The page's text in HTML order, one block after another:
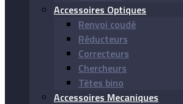
Accessoires Optiques
Renvoi coudé
Réducteurs
Correcteurs
Chercheurs
Têtes bino
Accessoires Mecaniques